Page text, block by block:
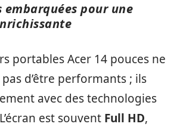
embarquées pour une
portables Acer 14 pouces ne
d’être performants ; ils
avec des technologies
est souvent Full HD,